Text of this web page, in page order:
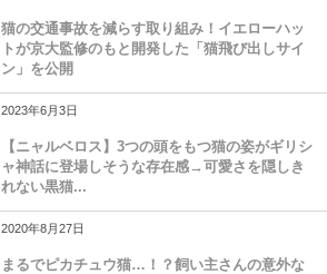
猫の交通事故を減らす取り組み！イエローハッ
トが京大監修のもと開発した「猫飛び出しサイ
ン」を公開
2023年6月3日
【ニャルベロス】3つの頭をもつ猫の姿がギリシ
ャ神話に登場しそうな存在感→可愛さを隠しき
れない黒猫...
2020年8月27日
まるでピカチュウ猫…！？飼い主さんの意外な